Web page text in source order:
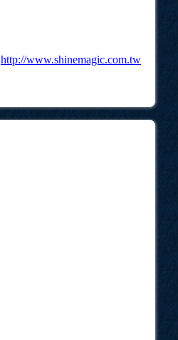
http://www.shinemagic.com.tw